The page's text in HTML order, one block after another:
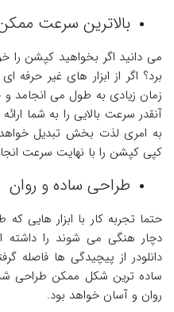
بالاترین سرعت
می دانید اگر بخواهید کپشن را
برد؟ اگر از ابزار های غیر حرفه
زمان زیادی به طول می انجامد و
آنقدر سرعت بالایی را به شما
به امری لذت بخش تبدیل
کپی کپشن را با نهایت سرعت انجام
طراحی ساده و روان
حتما تجربه کار با ابزار هایی
دچار هنگی می شوند را داشته
دانلودر از پیچیدگی ها
ساده ترین شکل ممکن طراحی
روان و آسان خواهد بود.